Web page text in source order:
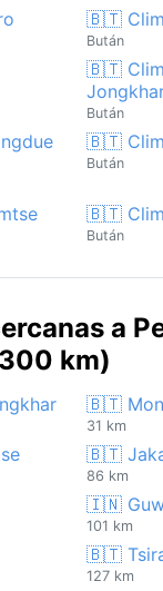
🇧🇹
Bután
🇧🇹
Bután
🇧🇹
Bután
🇧🇹
Bután
a
km)
🇧🇹
31 km
🇧🇹
86 km
🇮🇳
101 km
🇧🇹
127 km